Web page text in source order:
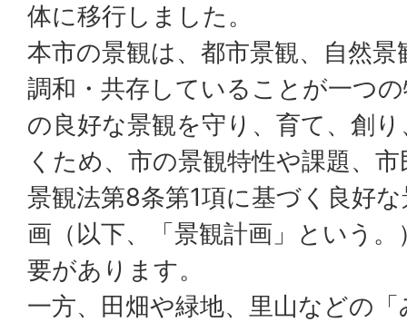
体に移行しました。
本市の景観は、都市景観、自然
調和・共存していることが一つ
の良好な景観を守り、育て、創
くため、市の景観特性や課題、
景観法第8条第1項に基づく良好
画（以下、「景観計画」という
要があります。
一方、田畑や緑地、里山などの